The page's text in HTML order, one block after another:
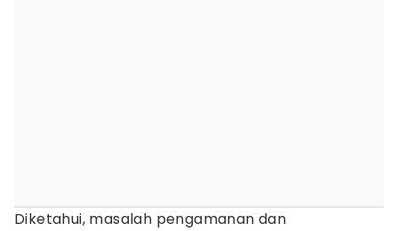
Diketahui, masalah pengamanan dan